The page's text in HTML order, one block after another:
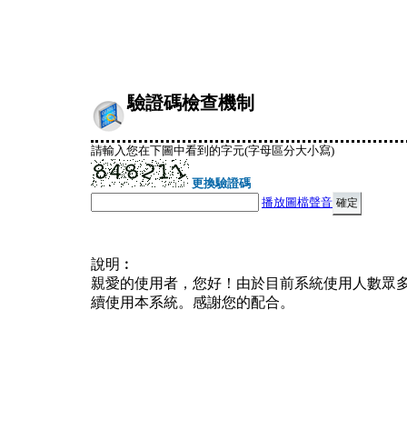
驗證碼檢查機制
請輸入您在下圖中看到的字元(字母區分大小寫)
更換驗證碼
播放圖檔聲音
說明︰
親愛的使用者，您好！由於目前系統使用人數眾
續使用本系統。感謝您的配合。